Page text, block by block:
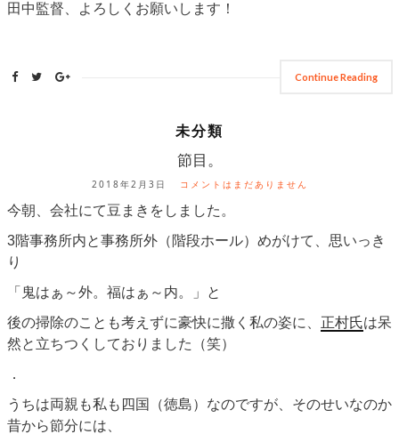
田中監督、よろしくお願いします！
Continue Reading
未分類
節目。
2018年2月3日 コメントはまだありません
今朝、会社にて豆まきをしました。
3階事務所内と事務所外（階段ホール）めがけて、思いっき
り
「鬼はぁ～外。福はぁ～内。」と
後の掃除のことも考えずに豪快に撒く私の姿に、 正村氏は呆
然と立ちつくしておりました（笑）
．
うちは両親も私も四国（徳島）なのですが、そのせいなのか
昔から節分には、